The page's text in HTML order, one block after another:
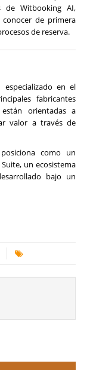
de Witbooking AI,
de primera
de reserva.
en el
fabricantes
orientadas a
valor a través de
como un
un ecosistema
bajo un